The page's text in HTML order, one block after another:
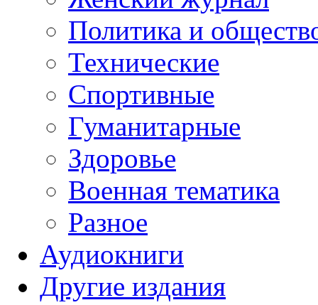
Политика и
Технические
Спортивные
Гуманитарные
Здоровье
Военная тематика
Разное
Аудиокниги
Другие издания